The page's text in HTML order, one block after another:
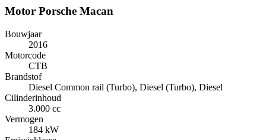
Motor Porsche Macan
Bouwjaar
2016
Motorcode
CTB
Brandstof
Diesel Common rail (Turbo), Diesel (Turbo), Diesel
Cilinderinhoud
3.000 cc
Vermogen
184 kW